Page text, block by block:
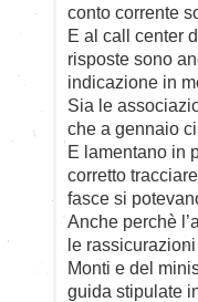
conto corrente
E al call center
risposte sono
indicazione in
Sia le
che a gennaio
E lamentano in
corretto
fasce si
Anche perchè
le
Monti e del
guida stipulate